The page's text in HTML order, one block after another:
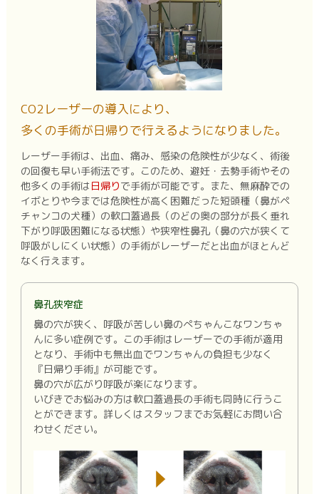
CO2レーザーの導入により、
多くの手術が日帰りで行えるようになりました。
レーザー手術は、出血、痛み、感染の危険性が少なく、術後
の回復も早い手術法です。このため、避妊・去勢手術やその
他多くの手術は 日帰りで手術が可能です。また、無麻酔での
イボとりや今までは危険性が高く困難だった短頭種（鼻がペ
チャンコの犬種）の軟口蓋過長（のどの奥の部分が長く垂れ
下がり呼吸困難になる状態）や狭窄性鼻孔（鼻の穴が狭くて
呼吸がしにくい状態）の手術がレーザーだと出血がほとんど
なく行えます。
鼻孔狭窄症
鼻の穴が狭く、呼吸が苦しい鼻のぺちゃんこなワンちゃ
んに多い症例です。この手術はレーザーでの手術が適用
となり、手術中も無出血でワンちゃんの負担も少なく
『日帰り手術』が可能です。
鼻の穴が広がり呼吸が楽になります。
いびきでお悩みの方は軟口蓋過長の手術も同時に行うこ
とができます。詳しくはスタッフまでお気軽にお問い合
わせください。